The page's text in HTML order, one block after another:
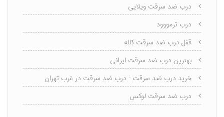
درب ضد سرقت ویلایی
درب ترمووود
قفل درب ضد سرقت کاله
بهترین درب ضد سرقت ایرانی
خرید درب ضد سرقت - درب ضد سرقت در غرب تهران
درب ضد سرقت لوکس